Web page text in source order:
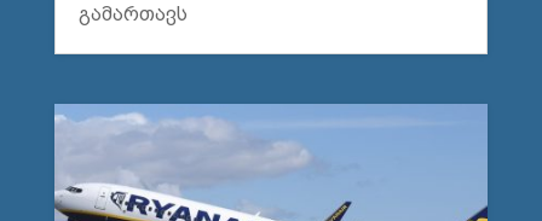
გამართავს